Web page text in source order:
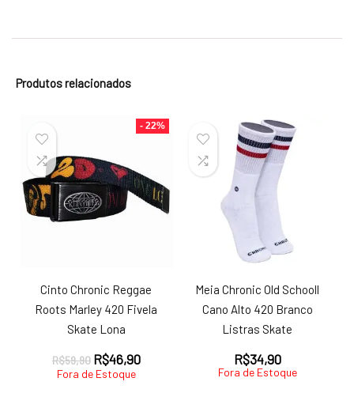
Produtos relacionados
- 22%
Cinto Chronic Reggae
Roots Marley 420 Fivela
Skate Lona
R$59,90 O
preço
R$46,90O
Fora de Estoque
Meia Chronic Old Schooll
Cano Alto 420 Branco
Listras Skate
R$34,90
Fora de Estoque